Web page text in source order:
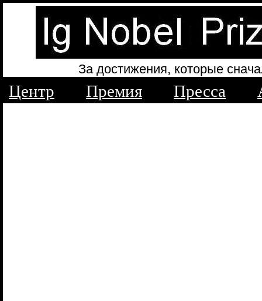
За достижения, которые
Центр Премия Пресса